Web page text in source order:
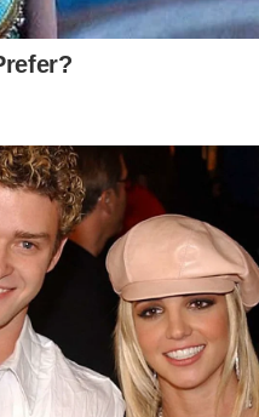
ของพรรคประชาธิปัตย์แล
วมกันพิจารณาผ่านช่องทางนี้
งกระทำ
ประชาชนได้โปรดร่วมกันพิจ
ระเด็นกฎหมายที่มีข้อห่วงใย
งใหญ่ ไปจนถึงรายชื่อ กมธ.ที่